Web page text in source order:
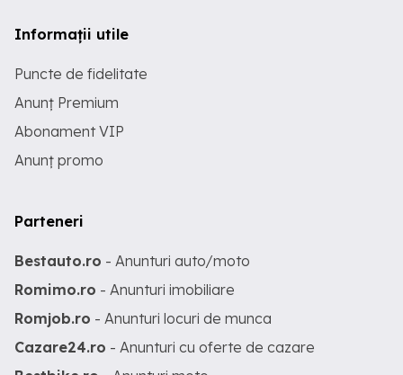
Informații utile
Puncte de fidelitate
Anunț Premium
Abonament VIP
Anunț promo
Parteneri
Bestauto.ro - Anunturi auto/moto
Romimo.ro - Anunturi imobiliare
Romjob.ro - Anunturi locuri de munca
Cazare24.ro - Anunturi cu oferte de cazare